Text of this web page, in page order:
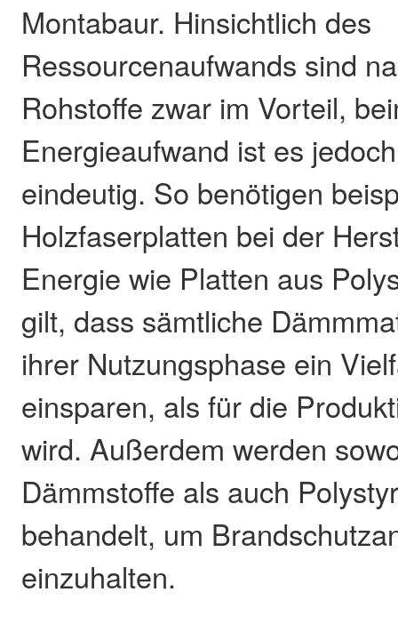
Montabaur. Hinsichtlich des
Ressourcenaufwands sind
Rohstoffe zwar im Vorteil,
Energieaufwand ist es
eindeutig. So benötigen
Holzfaserplatten bei der
Energie wie Platten aus
gilt, dass sämtliche
ihrer Nutzungsphase ein
einsparen, als für die
wird. Außerdem werden
Dämmstoffe als auch
behandelt, um
einzuhalten.